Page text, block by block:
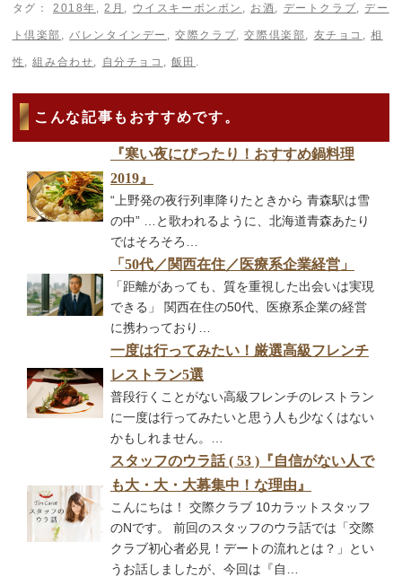
タグ： 2018年 ,2月 , ウイスキーボンボン , お酒, デートクラブ,デー
ト倶楽部 ,バレンタインデー ,交際クラブ,交際倶楽部, 友チョコ ,相
性 ,組み合わせ, 自分チョコ , 飯田 .
こんな記事もおすすめです。
『寒い夜にぴったり！おすすめ鍋料理
2019』
“上野発の夜行列車降りたときから 青森駅は雪
の中” …と歌われるように、北海道青森あたり
ではそろそろ…
「50代／関西在住／医療系企業経営」
「距離があっても、質を重視した出会いは実現
できる」 関西在住の50代、医療系企業の経営
に携わっており…
一度は行ってみたい！厳選高級フレンチ
レストラン5選
普段行くことがない高級フレンチのレストラン
に一度は行ってみたいと思う人も少なくはない
かもしれません。…
スタッフのウラ話 ( 53 )『自信がない人で
も大・大・大募集中！な理由』
こんにちは！ 交際クラブ 10カラットスタッフ
のNです。 前回のスタッフのウラ話では「交際
クラブ初心者必見！デートの流れとは？」とい
うお話しましたが、今回は『自…